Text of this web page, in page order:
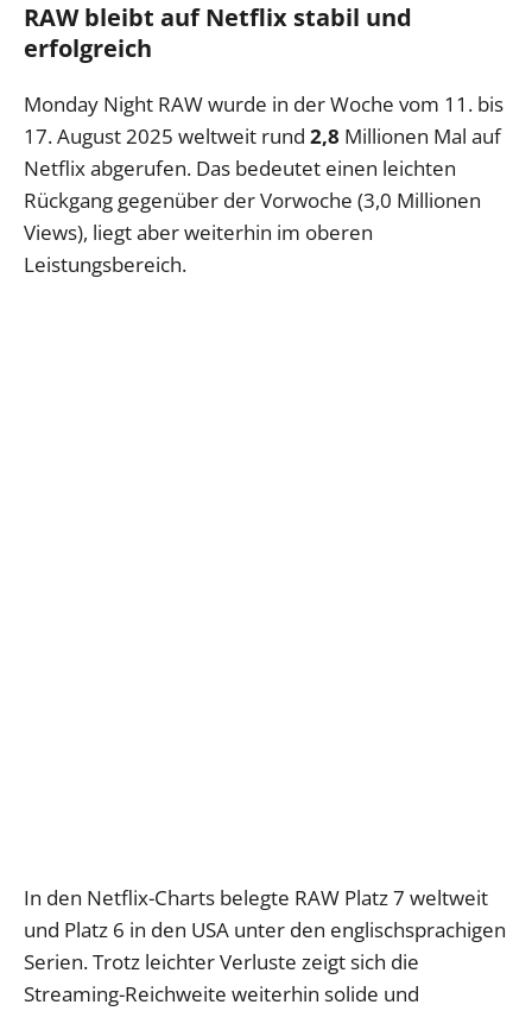
RAW bleibt auf Netflix stabil und
erfolgreich
Monday Night RAW wurde in der Woche vom 11. bis
17. August 2025 weltweit rund 2,8 Millionen Mal auf
Netflix abgerufen. Das bedeutet einen leichten
Rückgang gegenüber der Vorwoche (3,0 Millionen
Views), liegt aber weiterhin im oberen
Leistungsbereich.
In den Netflix-Charts belegte RAW Platz 7 weltweit
und Platz 6 in den USA unter den englischsprachigen
Serien. Trotz leichter Verluste zeigt sich die
Streaming-Reichweite weiterhin solide und